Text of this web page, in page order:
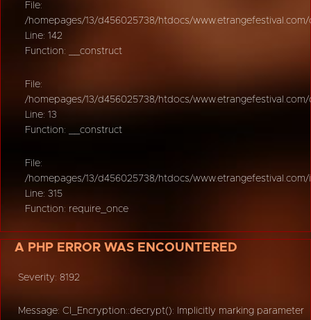
File:
/homepages/13/d456025738/htdocs/
Line: 142
Function: __construct
File:
/homepages/13/d456025738/htdocs/
Line: 13
Function: __construct
File:
/homepages/13/d456025738/htdocs/
Line: 315
Function: require_once
A PHP ERROR WAS ENCOUNTERED
Severity: 8192
Message: CI_Encryption::decrypt(): Implicitly marking parameter